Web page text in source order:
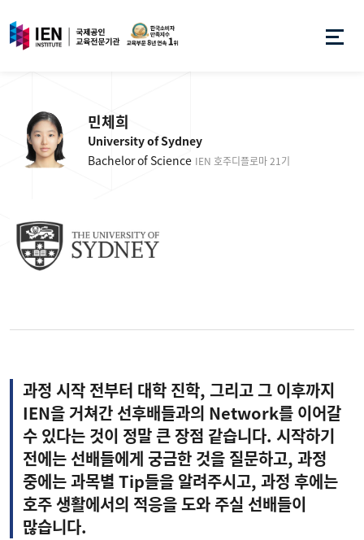
민체희
University of Sydney
Bachelor of Science IEN 호주디플로마 21기
과정 시작 전부터 대학 진학, 그리고 그 이후까지
IEN을 거쳐간 선후배들과의 Network를 이어갈
수 있다는 것이 정말 큰 장점 같습니다. 시작하기
전에는 선배들에게 궁금한 것을 질문하고, 과정
중에는 과목별 Tip들을 알려주시고, 과정 후에는
호주 생활에서의 적응을 도와 주실 선배들이
많습니다.